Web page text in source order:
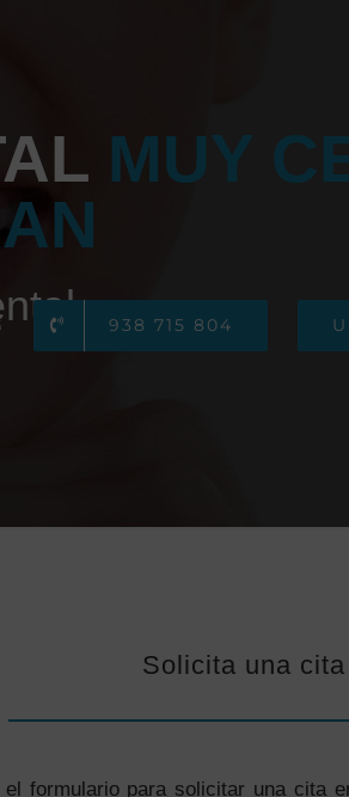
938 715 804
MUY
Solicita una cita
el formulario para solicitar una cita